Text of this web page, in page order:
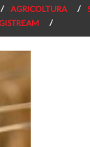
AGRICOLTURA